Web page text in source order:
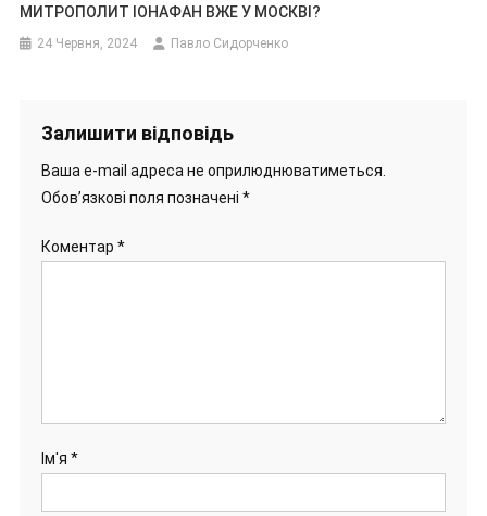
МИТРОПОЛИТ ІОНАФАН ВЖЕ У МОСКВІ?
24 Червня, 2024 Павло Сидорченко
Залишити відповідь
Ваша e-mail адреса не оприлюднюватиметься.
Обов’язкові поля позначені *
Коментар *
Ім'я *